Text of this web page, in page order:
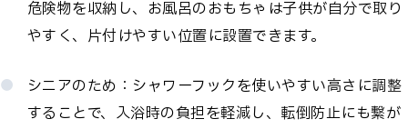
危険物を収納し、お風呂のおもちゃは子供が自分で取り
やすく、片付けやすい位置に設置できます。
シニアのため：シャワーフックを使いやすい高さに調整
することで、入浴時の負担を軽減し、転倒防止にも繋が